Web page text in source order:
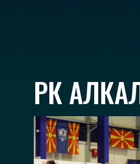
РК